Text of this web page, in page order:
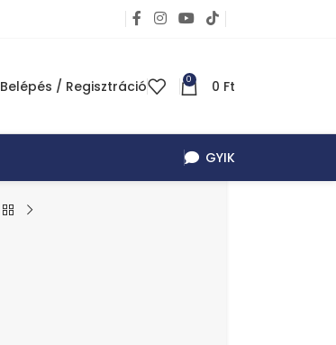
Belépés / Regisztráció 0 0 Ft
GYIK